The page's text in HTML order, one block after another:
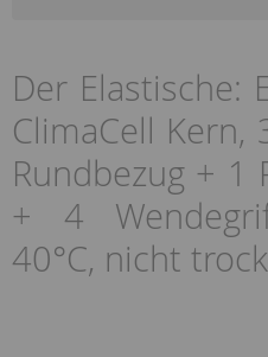
Der Elastische:
ClimaCell Kern,
Rundbezug + 1
+ 4
40°C, nicht